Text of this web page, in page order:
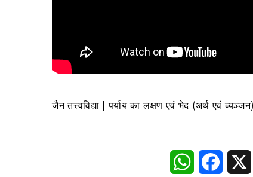
जैन तत्त्वविद्या | पर्याय का लक्षण एवं भेद (अर्थ एवं व्यञ्जन)
WhatsApp